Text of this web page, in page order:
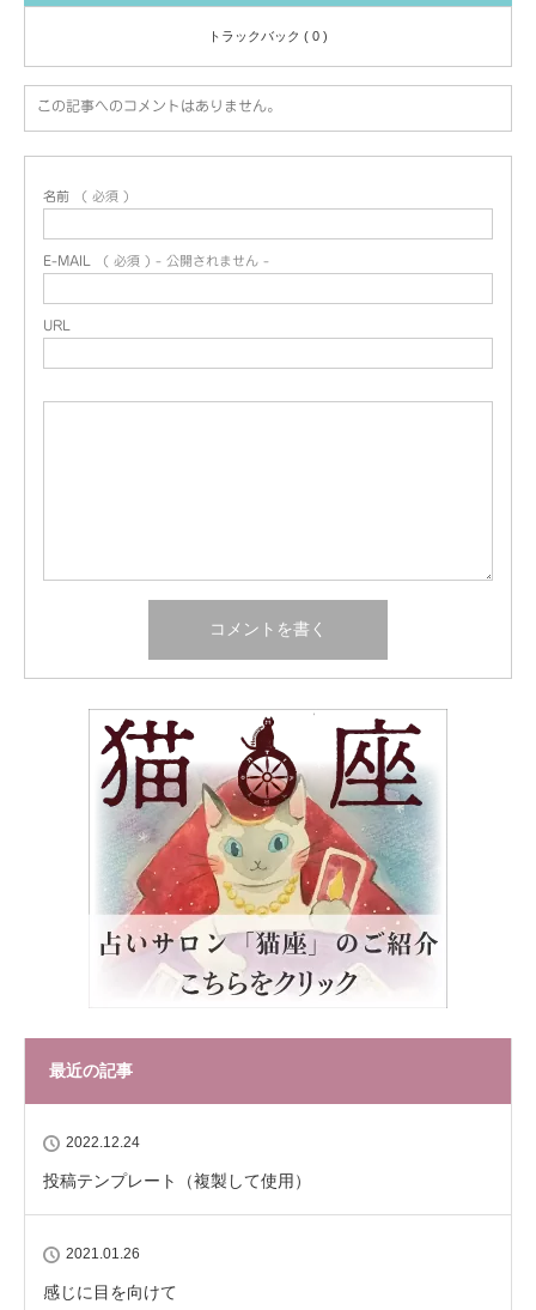
トラックバック ( 0 )
この記事へのコメントはありません。
名前 ( 必須 )
E-MAIL ( 必須 ) - 公開されません -
URL
最近の記事
2022.12.24
投稿テンプレート（複製して使用）
2021.01.26
感じに目を向けて